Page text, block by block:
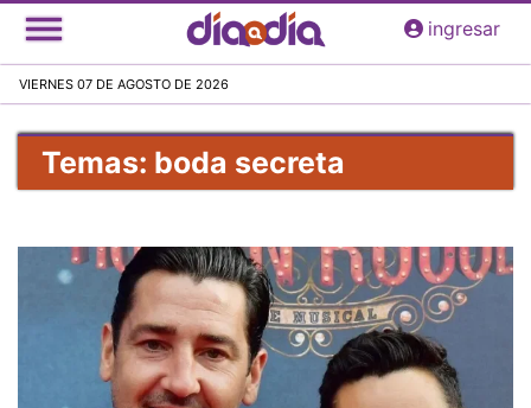
Pasar
al
principal
ingresar
VIERNES 07 DE AGOSTO DE 2026
Temas: boda secreta